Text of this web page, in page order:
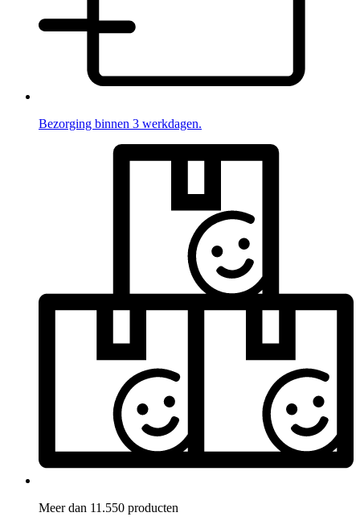
Bezorging binnen 3 werkdagen.
Meer dan 11.550 producten